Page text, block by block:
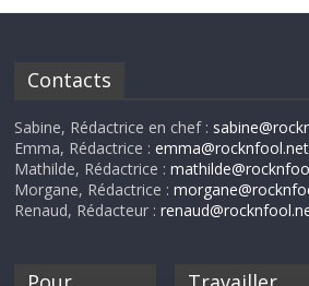
Contacts
Sabine, Rédactrice en chef :
Emma, Rédactrice :emma@rocknfool.net
Mathilde, Rédactrice :
Morgane, Rédactrice :
Renaud, Rédacteur :